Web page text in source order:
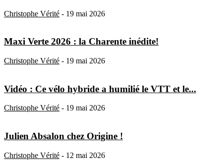
Christophe Vérité - 19 mai 2026
Maxi Verte 2026 : la Charente inédite!
Christophe Vérité - 19 mai 2026
Vidéo : Ce vélo hybride a humilié le VTT et le...
Christophe Vérité - 19 mai 2026
Julien Absalon chez Origine !
Christophe Vérité - 12 mai 2026